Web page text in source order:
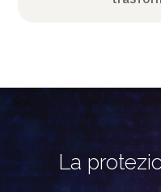
La